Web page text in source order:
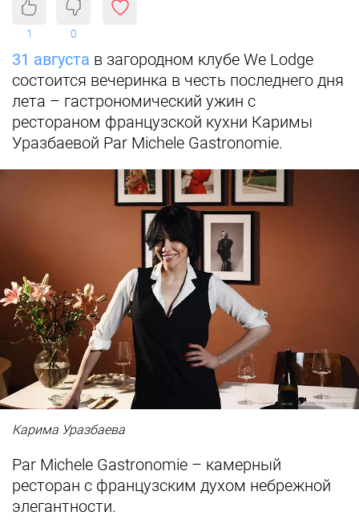
1 0
31 августа в загородном клубе We Lodge
состоится вечеринка в честь последнего дня
лета – гастрономический ужин с
рестораном французской кухни Каримы
Уразбаевой Par Michele Gastronomie.
Карима Уразбаева
Par Michele Gastronomie – камерный
ресторан с французским духом небрежной
элегантности.